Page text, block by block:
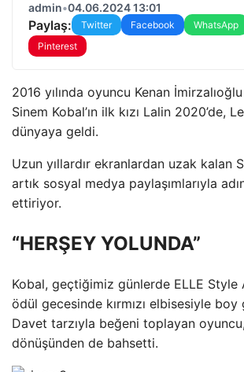
admin•04.06.2024 13:01
Paylaş: Twitter Facebook WhatsApp
Pinterest
2016 yılında oyuncu Kenan
Sinem Kobal’ın ilk kızı Lalin 2020’de,
dünyaya geldi.
Uzun yıllardır ekranlardan uzak kalan
artık sosyal medya paylaşımlarıyla
ettiriyor.
“HERŞEY YOLUNDA”
Kobal, geçtiğimiz günlerde ELLE Style
ödül gecesinde kırmızı elbisesiyle
Davet tarzıyla beğeni toplayan
dönüşünden de bahsetti.